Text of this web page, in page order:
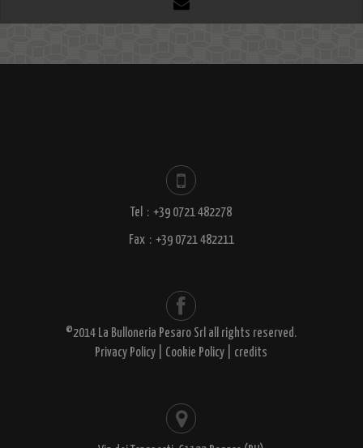
Tel : +39 0721 482278
Fax : +39 0721 482211
©2014 La Bulloneria Pesaro Srl all rights reserved.
Privacy Policy
Cookie Policy credits